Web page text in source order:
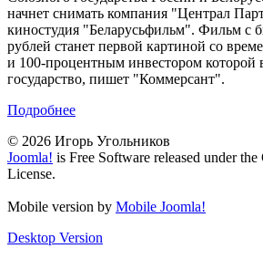
начнет снимать компания "Централ
киностудия "Беларусьфильм". Фильм с
рублей станет первой картиной со
и 100-процентным инвестором которой
государство, пишет "Коммерсант".
Подробнее
© 2026 Игорь Угольников
Joomla! is Free Software released under
License.
Mobile version by Mobile Joomla!
Desktop Version